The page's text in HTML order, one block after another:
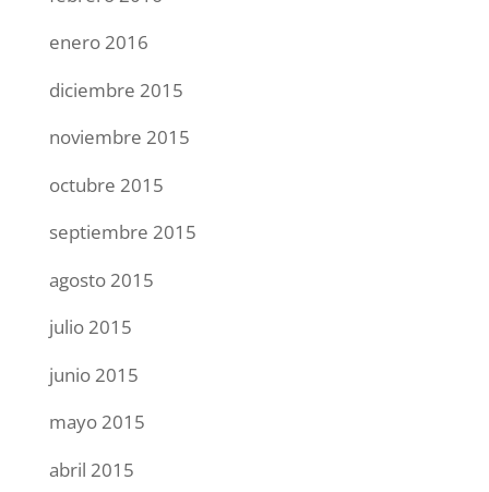
enero 2016
diciembre 2015
noviembre 2015
octubre 2015
septiembre 2015
agosto 2015
julio 2015
junio 2015
mayo 2015
abril 2015